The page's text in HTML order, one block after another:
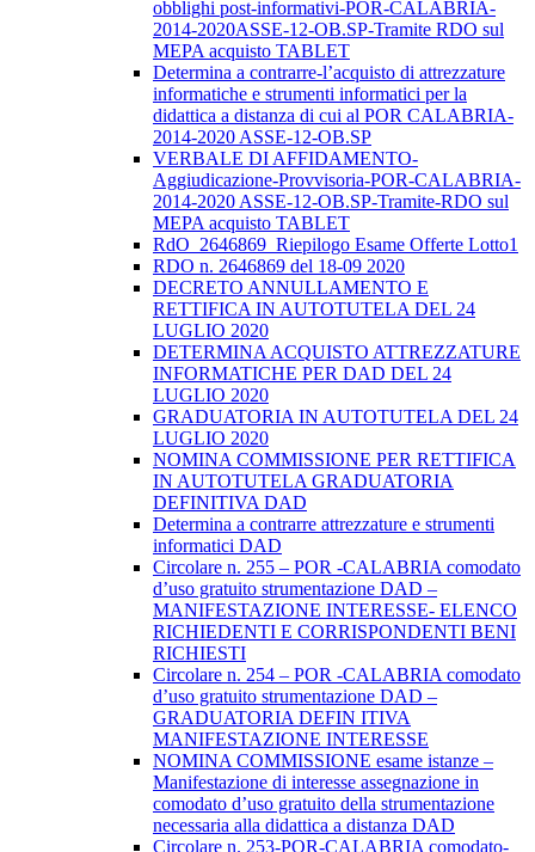
obblighi post-informativi-POR-CALABRIA-
2014-2020ASSE-12-OB.SP-Tramite RDO sul
MEPA acquisto TABLET
Determina a contrarre-l’acquisto di attrezzature
informatiche e strumenti informatici per la
didattica a distanza di cui al POR CALABRIA-
2014-2020 ASSE-12-OB.SP
VERBALE DI AFFIDAMENTO-
Aggiudicazione-Provvisoria-POR-CALABRIA-
2014-2020 ASSE-12-OB.SP-Tramite-RDO sul
MEPA acquisto TABLET
RdO_2646869_Riepilogo Esame Offerte Lotto1
RDO n. 2646869 del 18-09 2020
DECRETO ANNULLAMENTO E
RETTIFICA IN AUTOTUTELA DEL 24
LUGLIO 2020
DETERMINA ACQUISTO ATTREZZATURE
INFORMATICHE PER DAD DEL 24
LUGLIO 2020
GRADUATORIA IN AUTOTUTELA DEL 24
LUGLIO 2020
NOMINA COMMISSIONE PER RETTIFICA
IN AUTOTUTELA GRADUATORIA
DEFINITIVA DAD
Determina a contrarre attrezzature e strumenti
informatici DAD
Circolare n. 255 – POR -CALABRIA comodato
d’uso gratuito strumentazione DAD –
MANIFESTAZIONE INTERESSE- ELENCO
RICHIEDENTI E CORRISPONDENTI BENI
RICHIESTI
Circolare n. 254 – POR -CALABRIA comodato
d’uso gratuito strumentazione DAD –
GRADUATORIA DEFIN ITIVA
MANIFESTAZIONE INTERESSE
NOMINA COMMISSIONE esame istanze –
Manifestazione di interesse assegnazione in
comodato d’uso gratuito della strumentazione
necessaria alla didattica a distanza DAD
Circolare n. 253-POR-CALABRIA comodato-